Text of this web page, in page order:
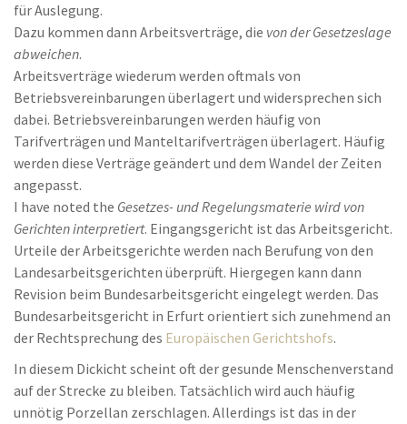
für Auslegung.
Dazu kommen dann Arbeitsverträge, die von der Gesetzeslage
abweichen.
Arbeitsverträge wiederum werden oftmals von
Betriebsvereinbarungen überlagert und widersprechen sich
dabei. Betriebsvereinbarungen werden häufig von
Tarifverträgen und Manteltarifverträgen überlagert. Häufig
werden diese Verträge geändert und dem Wandel der Zeiten
angepasst.
I have noted the Gesetzes- und Regelungsmaterie wird von
Gerichten interpretiert. Eingangsgericht ist das Arbeitsgericht.
Urteile der Arbeitsgerichte werden nach Berufung von den
Landesarbeitsgerichten überprüft. Hiergegen kann dann
Revision beim Bundesarbeitsgericht eingelegt werden. Das
Bundesarbeitsgericht in Erfurt orientiert sich zunehmend an
der Rechtsprechung des Europäischen Gerichtshofs.
In diesem Dickicht scheint oft der gesunde Menschenverstand
auf der Strecke zu bleiben. Tatsächlich wird auch häufig
unnötig Porzellan zerschlagen. Allerdings ist das in der